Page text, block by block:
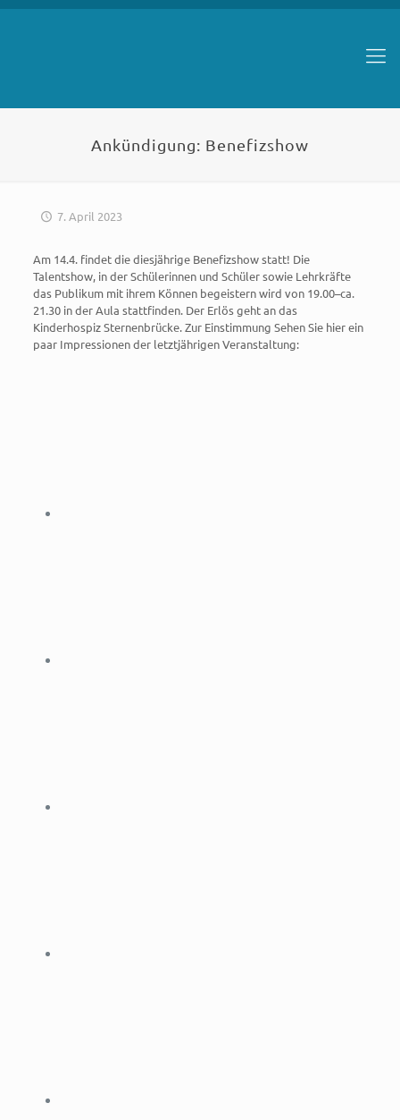
Ankündigung: Benefizshow
7. April 2023
Am 14.4. findet die diesjährige Benefizshow statt! Die
Talentshow, in der Schülerinnen und Schüler sowie Lehrkräfte
das Publikum mit ihrem Können begeistern wird von 19.00–ca.
21.30 in der Aula stattfinden. Der Erlös geht an das
Kinderhospiz Sternenbrücke. Zur Einstimmung Sehen Sie hier ein
paar Impressionen der letztjährigen Veranstaltung: